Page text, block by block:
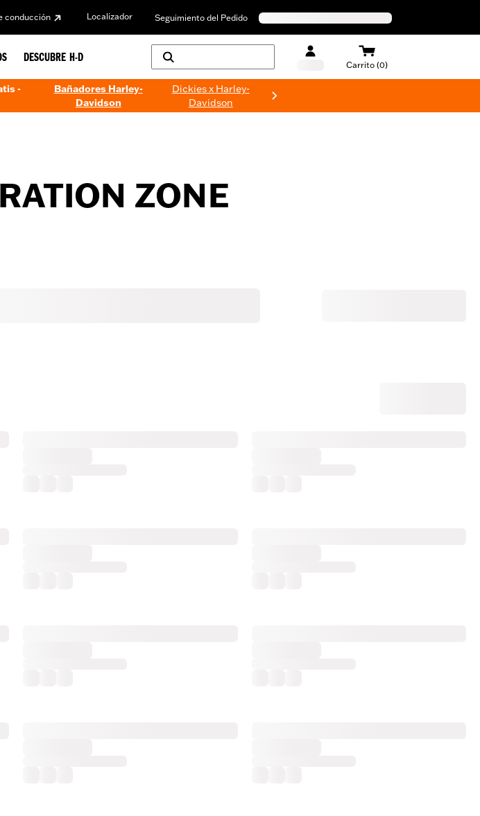
conducción Localizador Seguimiento del Pedido
DESCUBRE H-D
Carrito (0)
-
Bañadores Harley-
Davidson
Dickies x Harley-
Davidson
ZONE